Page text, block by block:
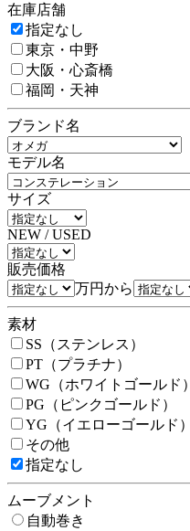
在庫店舗
指定なし
東京・中野
大阪・心斎橋
福岡・天神
ブランド名
モデル名
サイズ
NEW / USED
販売価格
万円から
素材
SS（ステンレス）
PT（プラチナ）
WG（ホワイトゴールド）
PG（ピンクゴールド）
YG（イエローゴールド）
その他
指定なし
ムーブメント
自動巻き